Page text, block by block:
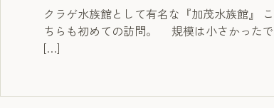
クラゲ水族館として有名な『加茂水族館』 こ
ちらも初めての訪問。 規模は小さかったで
[…]